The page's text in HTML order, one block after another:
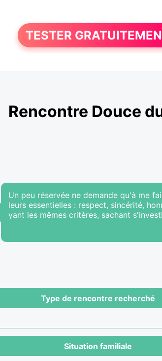
TESTER
Rencontre Douce
Un peu réservée ne demande qu'à me
leurs essentielles : respect, sincérité,
yant les mêmes critères, sachant
Type de rencontre recherché
Situation familiale